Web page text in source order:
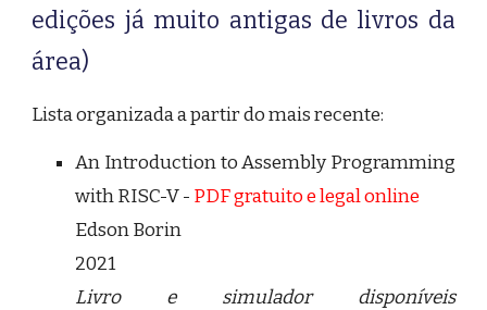
edições já muito antigas de livros da
área)
Lista organizada a partir do mais recente:
An Introduction to Assembly Programming
with RISC-V- PDF gratuito e legal online
Edson Borin
2021
Livro e simulador disponíveis